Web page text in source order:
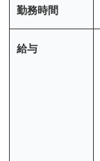
勤務時間
給与